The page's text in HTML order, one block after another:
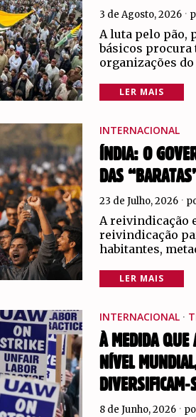
3 de Agosto, 2026
A luta pelo pão,
básicos procura
organizações
LER MAIS
INTERNACIONAL
ÍNDIA: O
DAS
23 de Julho, 2026
A reivindicação
reivindicação
habitantes,
LER MAIS
INTERNACIONAL ·
À MEDIDA QUE
NÍVEL
DIVERSIFICAM-
8 de Junho, 2026